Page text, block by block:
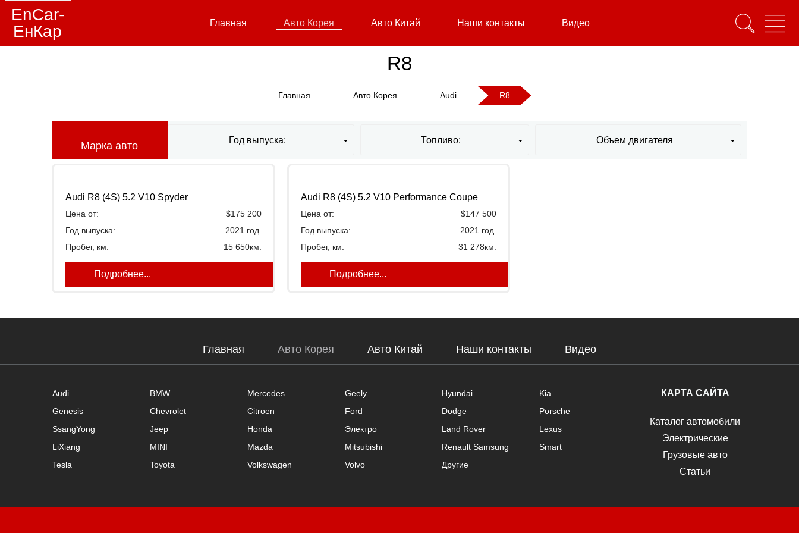
EnCar-
ЕнКар
Главная Авто Корея Авто Китай Наши контакты Видео
R8
Главная Авто Корея Audi R8
Марка авто Год выпуска: Объем двигателя
Топливо:
Audi R8 (4S) 5.2 V10 Spyder
Цена от:
$175 200
Год выпуска:
2021 год.
Пробег, км:
15 650км.
Подробнее...
Audi R8 (4S) 5.2 V10 Performance Coupe
Цена от:
$147 500
Год выпуска:
2021 год.
Пробег, км:
31 278км.
Подробнее...
Главная Авто Корея Авто Китай Наши контакты Видео
Audi BMW Mercedes Geely Hyundai
Kia
Genesis
Chevrolet Citroen Ford Dodge
Porsche
SsangYong
Jeep Honda Электро Land Rover
Lexus
LiXiang
MINI Mazda Mitsubishi Renault Samsung
Smart
Tesla
Toyota Volkswagen Volvo Другие
КАРТА САЙТА
Каталог автомобили
Электрические
Грузовые авто
Статьи